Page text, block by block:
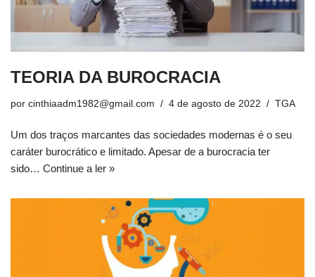
TEORIA DA BUROCRACIA
por cinthiaadm1982@gmail.com 4 de agosto de 2022 TGA
Um dos traços marcantes das sociedades modernas é o seu
caráter burocrático e limitado. Apesar de a burocracia ter
sido… Continue a ler »